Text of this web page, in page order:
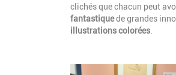
clichés que chacun peut
fantastiquede grandes
illustrations colorées
Image